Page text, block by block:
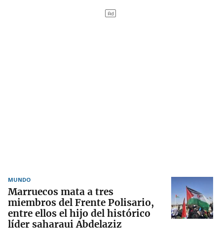
MUNDO
Marruecos mata a tres
miembros del Frente Polisario,
entre ellos el hijo del histórico
líder saharaui Abdelaziz